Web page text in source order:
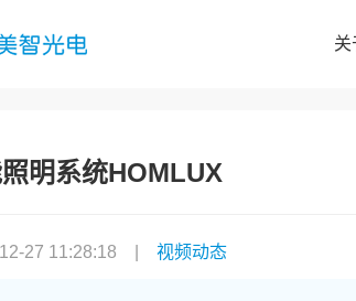
关
明系统HOMLUX
27 11:28:18 视频动态